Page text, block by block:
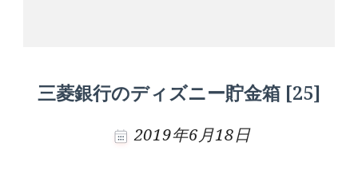
三菱銀行のディズニー貯金箱 [25]
2019年6月18日